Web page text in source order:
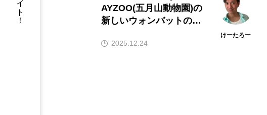
AYZOO(五月山動物園)の
新しいウォンバットの名
たみたい。
けーたろー
2025.12.24